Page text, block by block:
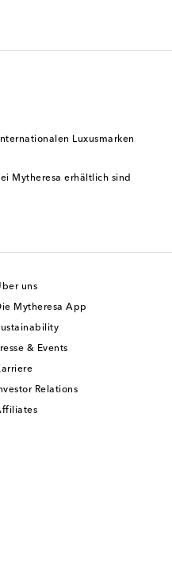
Luxusmarken
Mytheresa erhältlich sind
uns
Mytheresa App
& Events
Relations